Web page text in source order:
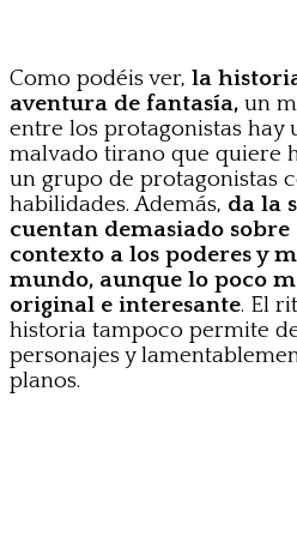
Como podéis ver, la
aventura de fantasía, un
entre los protagonistas hay
malvado tirano que quiere
un grupo de protagonistas
habilidades. Además, da la
cuentan demasiado
contexto a los poderes y
mundo, aunque lo poco
original e interesante. El
historia tampoco permite
personajes y
planos.